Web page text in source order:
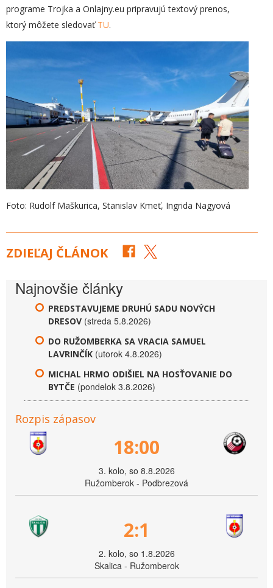
programe Trojka a Onlajny.eu pripravujú textový prenos,
ktorý môžete sledovaťTU.
Foto: Rudolf Maškurica, Stanislav Kmeť, Ingrida Nagyová
ZDIEĽAJ ČLÁNOK
Najnovšie články
PREDSTAVUJEME DRUHÚ SADU NOVÝCH
DRESOV (streda 5.8.2026)
DO RUŽOMBERKA SA VRACIA SAMUEL
LAVRINČÍK (utorok 4.8.2026)
MICHAL HRMO ODIŠIEL NA HOSŤOVANIE DO
BYTČE (pondelok 3.8.2026)
Rozpis zápasov
18:00
3. kolo, so 8.8.2026
Ružomberok - Podbrezová
2:1
2. kolo, so 1.8.2026
Skalica - Ružomberok